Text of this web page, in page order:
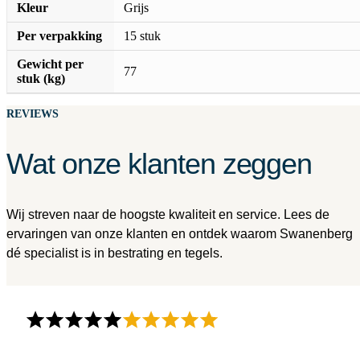
Kleur Grijs
Per verpakking 15 stuk
Gewicht per
stuk (kg)
77
REVIEWS
Wat onze klanten zeggen
Wij streven naar de hoogste kwaliteit en service. Lees de
ervaringen van onze klanten en ontdek waarom Swanenberg
dé specialist is in bestrating en tegels.